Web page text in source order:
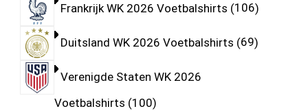
Frankrijk WK 2026 Voetbalshirts 106
Duitsland WK 2026 Voetbalshirts 69
Verenigde Staten WK 2026
Voetbalshirts 100